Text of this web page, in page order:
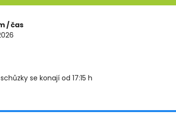
/ čas
se konají od 17:15 h